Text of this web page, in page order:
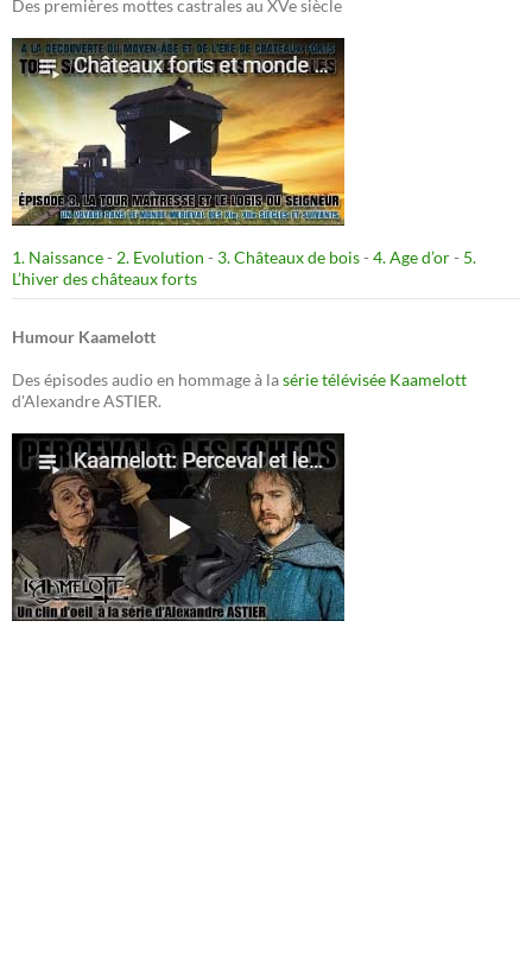
Des premières mottes castrales au XVe siècle
1. Naissance- 2. Evolution - 3. Châteaux de bois- 4. Age d’or- 5.
L’hiver des châteaux forts
Humour Kaamelott
Des épisodes audio en hommage à lasérie télévisée Kaamelott
d'Alexandre ASTIER.